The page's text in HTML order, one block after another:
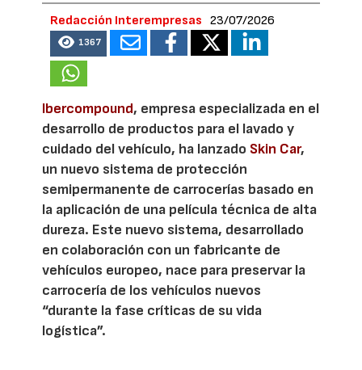
Redacción Interempresas 23/07/2026
1367
Ibercompound, empresa especializada en el
desarrollo de productos para el lavado y
cuidado del vehículo, ha lanzado Skin Car,
un nuevo sistema de protección
semipermanente de carrocerías basado en
la aplicación de una película técnica de alta
dureza. Este nuevo sistema, desarrollado
en colaboración con un fabricante de
vehículos europeo, nace para preservar la
carrocería de los vehículos nuevos
“durante la fase críticas de su vida
logística”.